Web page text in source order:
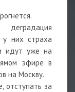
у них страха
идут уже на
эфире в
на Москву.
отступать за